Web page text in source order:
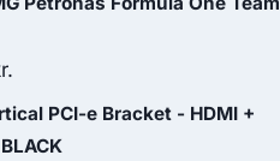
price
is:
PCI-e Bracket - HDMI +